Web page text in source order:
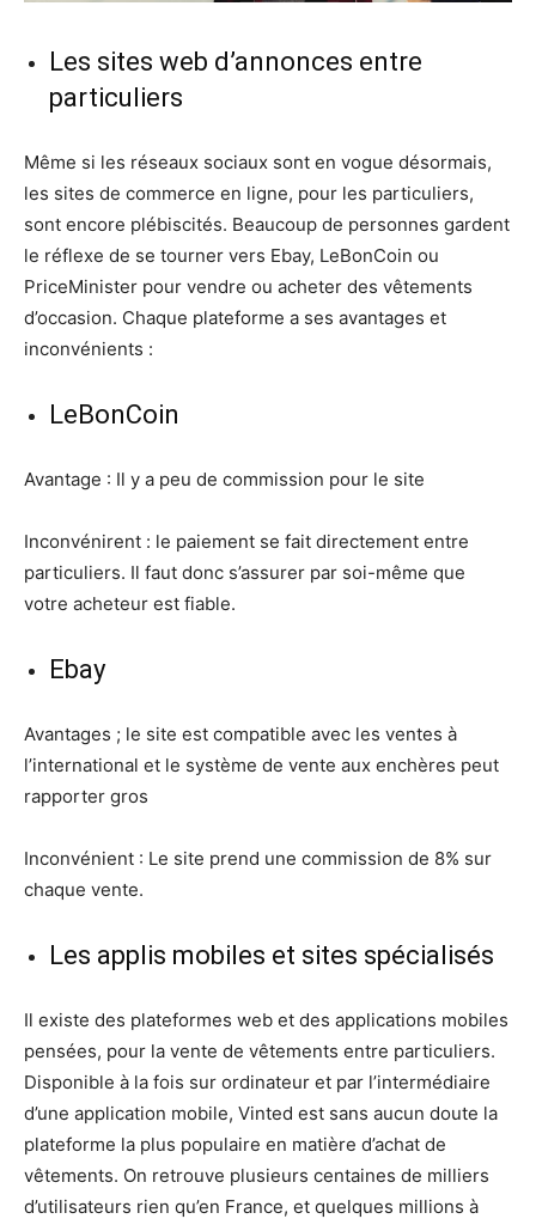
Les sites web d’annonces entre
particuliers
Même si les réseaux sociaux sont en vogue désormais,
les sites de commerce en ligne, pour les particuliers,
sont encore plébiscités. Beaucoup de personnes gardent
le réflexe de se tourner vers Ebay, LeBonCoin ou
PriceMinister pour vendre ou acheter des vêtements
d’occasion. Chaque plateforme a ses avantages et
inconvénients :
LeBonCoin
Avantage : Il y a peu de commission pour le site
Inconvénirent : le paiement se fait directement entre
particuliers. Il faut donc s’assurer par soi-même que
votre acheteur est fiable.
Ebay
Avantages ; le site est compatible avec les ventes à
l’international et le système de vente aux enchères peut
rapporter gros
Inconvénient : Le site prend une commission de 8% sur
chaque vente.
Les applis mobiles et sites spécialisés
Il existe des plateformes web et des applications mobiles
pensées, pour la vente de vêtements entre particuliers.
Disponible à la fois sur ordinateur et par l’intermédiaire
d’une application mobile, Vinted est sans aucun doute la
plateforme la plus populaire en matière d’achat de
vêtements. On retrouve plusieurs centaines de milliers
d’utilisateurs rien qu’en France, et quelques millions à